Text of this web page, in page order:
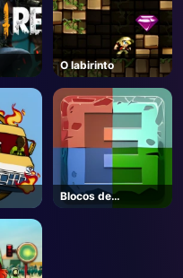
O labirinto
Blocos de
elementos